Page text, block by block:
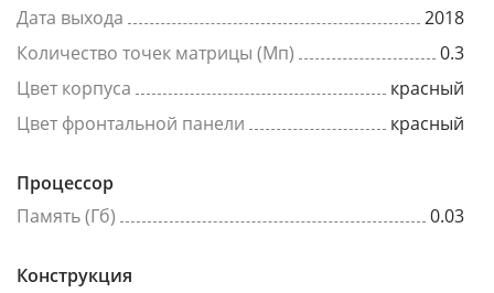
Дата выхода
2018
Количество точек матрицы (Мп)
0.3
Цвет корпуса
красный
Цвет фронтальной панели
красный
Процессор
Память (Гб)
0.03
Конструкция